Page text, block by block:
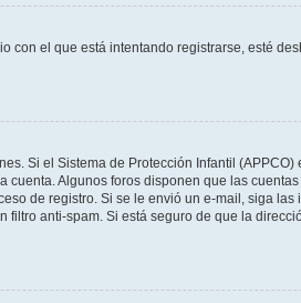
el que está intentando registrarse, esté
Si el Sistema de Protección Infantil
Algunos foros disponen que las
de registro. Si se le envió un e-mail, siga
anti-spam. Si está seguro de que la